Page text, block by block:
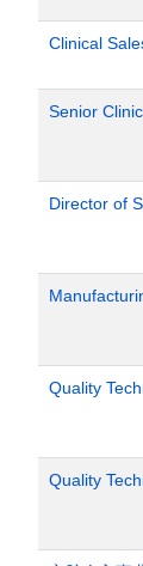
Clinical
Senior
Director of
Quality
Quality